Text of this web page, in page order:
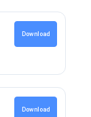
Download
Download